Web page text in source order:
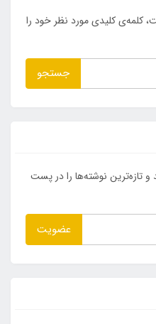
کلمه‌ی کلیدی مورد نظر خود را
جستجو
تازه‌ترین نوشته‌ها را در پست
عضویت